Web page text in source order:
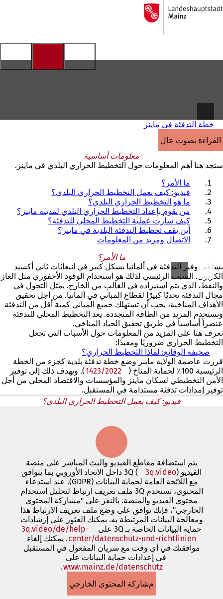
الانتقال إلى المحتوى
إلى
الصفحة
خطة التدفئة في ماينز
القراءة بصوت عالٍ
معلومات أساسية
ستجد هنا أهم المعلومات حول التخطيط الحراري البلدي في ماينز.
ما الأمر؟
فيديو: كيف يعمل التخطيط الحراري البلدي؟
ما هو التخطيط الحراري البلدي؟
من يقوم بإعداد التخطيط الحراري البلدي لمدينة ماينز؟
كيف سارت عملية التخطيط المحلي للتدفئة؟
أين يقف تخطيط التدفئة البلدية في ماينز؟
الاتصال ومزيد من المعلومات
ما الأمر؟
يساهم توفير التدفئة في ألمانيا بشكل كبير في انبعاثات ثاني أكسيد
الكربون. السبب الرئيسي لذلك هو استخدام الوقود الأحفوري مثل الغاز
والنفط، الذي يتم استيراده في الغالب من الخارج. يمثل التحول في
مجال التدفئة تحديًا كبيرًا لقطاع المباني في ألمانيا. من أجل تحقيق
الأهداف المناخية، يجب أن تستهلك جميع المباني كمية أقل من التدفئة
وتستخدم المزيد من الطاقة المتجددة. يعد التخطيط المحلي للتدفئة
عنصراً أساسياً في طريق تحقيق الحياد المناخي.
تعرف هنا على المزيد من المعلومات حول الأسباب التي تجعل
التخطيط الحراري ضروريًا ومفيدًا:
صحيفة الوقائع: لماذا التخطيط الحراري؟
ي
ف
ت
ح
ف
ي
ت
ب
و
ي
ب
ج
د
ي
د
ة
قررت عاصمة الولاية ماينز وضع خطة تدفئة بلدية كجزء من الخطة
الرئيسية 100٪ لحماية المناخ (
1423/2022(يفتح
في
علامة
تبويب
جديدة)
). ويهدف ذلك إلى توفير
الأمن التخطيطي لسكان ماينز والمؤسسات والاقتصاد المحلي من أجل
توفير إمدادات تدفئة مستدامة في المستقبل.
في
علامة
فيديو: كيف يعمل التخطيط الحراري البلدي؟
يتم استضافة مقاطع الفيديو والبث المباشر على منصة
الفيديو 3Q ( 3q.video
(يفتح
في
علامة
تبويب
جديدة)
) داخل الاتحاد الأوروبي بما يتوافق
مع اللائحة العامة لحماية البيانات (GDPR). عند استدعاء
المحتوى، تستخدم 3Q ملف تعريف ارتباط لتحليل استخدام
محتوى الفيديو والمنصة. بالنقر على "مشاركة المحتوى
الخارجي"، فإنك توافق على وضع ملف تعريف الارتباط هذا
ومعالجة البيانات المرتبطة به. يمكنك العثور على إرشادات
حماية البيانات الخاصة بـ 3Q على
3q.video/de/help-
center/datenschutz-und-richtlinien(يفتح
في
علامة
تبويب
. يمكنك إلغاء
موافقتك في أي وقت مع سريان المفعول في المستقبل
في إعدادات حماية البيانات على
www.mainz.de/datenschutz(يفتح.
مشاركة المحتوى الخارجي